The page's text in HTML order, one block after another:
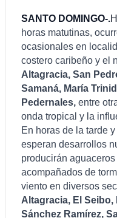
SANTO DOMINGO-.
horas matutinas,
ocasionales en
costero caribeño y el
Altagracia, San
Samaná, María
Pedernales,entre
onda tropical y la
En horas de la tarde
esperan desarrollos
producirán
acompañados de
viento en diversos
Altagracia, El Seibo,
Sánchez Ramírez,